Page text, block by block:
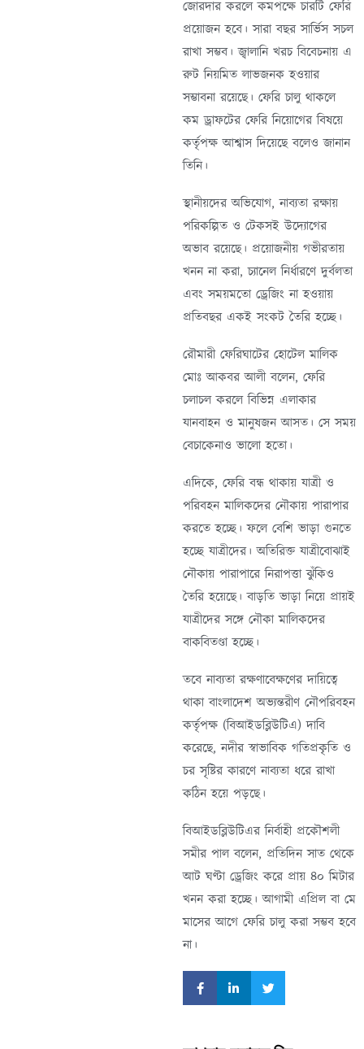
জোরদার করলে কমপক্ষে চারটি ফেরি
প্রয়োজন হবে। সারা বছর সার্ভিস সচল
রাখা সম্ভব। জ্বালানি খরচ বিবেচনায় এ
রুট নিয়মিত লাভজনক হওয়ার
সম্ভাবনা রয়েছে। ফেরি চালু থাকলে
কম ড্রাফটের ফেরি নিয়োগের বিষয়ে
কর্তৃপক্ষ আশ্বাস দিয়েছে বলেও জানান
তিনি।
স্থানীয়দের অভিযোগ, নাব্যতা রক্ষায়
পরিকল্পিত ও টেকসই উদ্যোগের
অভাব রয়েছে। প্রয়োজনীয় গভীরতায়
খনন না করা, চ্যানেল নির্ধারণে দুর্বলতা
এবং সময়মতো ড্রেজিং না হওয়ায়
প্রতিবছর একই সংকট তৈরি হচ্ছে।
রৌমারী ফেরিঘাটের হোটেল মালিক
মোঃ আকবর আলী বলেন, ফেরি
চলাচল করলে বিভিন্ন এলাকার
যানবাহন ও মানুষজন আসত। সে সময়
বেচাকেনাও ভালো হতো।
এদিকে, ফেরি বন্ধ থাকায় যাত্রী ও
পরিবহন মালিকদের নৌকায় পারাপার
করতে হচ্ছে। ফলে বেশি ভাড়া গুনতে
হচ্ছে যাত্রীদের। অতিরিক্ত যাত্রীবোঝাই
নৌকায় পারাপারে নিরাপত্তা ঝুঁকিও
তৈরি হয়েছে। বাড়তি ভাড়া নিয়ে প্রায়ই
যাত্রীদের সঙ্গে নৌকা মালিকদের
বাকবিতণ্ডা হচ্ছে।
তবে নাব্যতা রক্ষণাবেক্ষণের দায়িত্বে
থাকা বাংলাদেশ অভ্যন্তরীণ নৌপরিবহন
কর্তৃপক্ষ (বিআইডব্লিউটিএ) দাবি
করেছে, নদীর স্বাভাবিক গতিপ্রকৃতি ও
চর সৃষ্টির কারণে নাব্যতা ধরে রাখা
কঠিন হয়ে পড়ছে।
বিআইডব্লিউটিএর নির্বাহী প্রকৌশলী
সমীর পাল বলেন, প্রতিদিন সাত থেকে
আট ঘণ্টা ড্রেজিং করে প্রায় ৪০ মিটার
খনন করা হচ্ছে। আগামী এপ্রিল বা মে
মাসের আগে ফেরি চালু করা সম্ভব হবে
না।